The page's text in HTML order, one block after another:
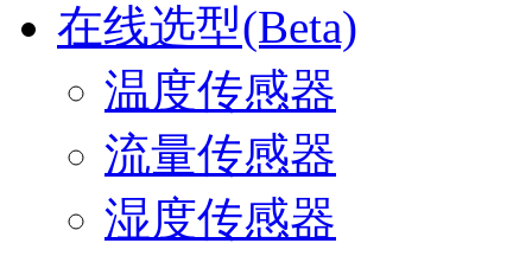
在线选型(Beta)
温度传感器
流量传感器
湿度传感器